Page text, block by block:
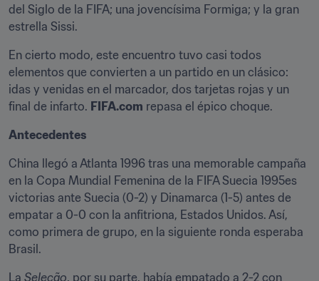
del Siglo de la FIFA; una jovencísima Formiga; y la gran
estrella Sissi.
En cierto modo, este encuentro tuvo casi todos
elementos que convierten a un partido en un clásico:
idas y venidas en el marcador, dos tarjetas rojas y un
final de infarto. FIFA.com repasa el épico choque.
Antecedentes
China llegó a Atlanta 1996 tras una memorable campaña
en la Copa Mundial Femenina de la FIFA Suecia 1995es
victorias ante Suecia (0-2) y Dinamarca (1-5) antes de
empatar a 0-0 con la anfitriona, Estados Unidos. Así,
como primera de grupo, en la siguiente ronda esperaba
Brasil.
La Seleção, por su parte, había empatado a 2-2 con